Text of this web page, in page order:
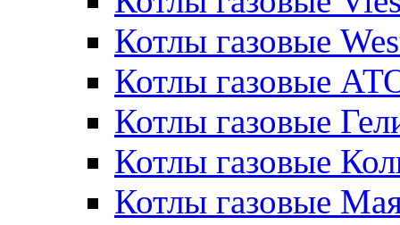
Котлы газовые
Котлы газовые
Котлы газовые
Котлы газовые
Котлы газовые